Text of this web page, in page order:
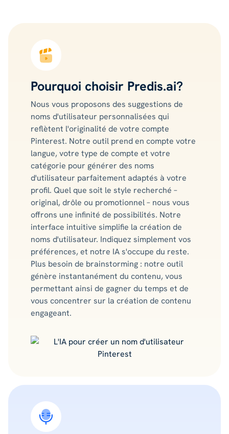
Pourquoi choisir Predis.ai?
Nous vous proposons des suggestions de
noms d'utilisateur personnalisées qui
reflètent l'originalité de votre compte
Pinterest. Notre outil prend en compte votre
langue, votre type de compte et votre
catégorie pour générer des noms
d'utilisateur parfaitement adaptés à votre
profil. Quel que soit le style recherché –
original, drôle ou promotionnel – nous vous
offrons une infinité de possibilités. Notre
interface intuitive simplifie la création de
noms d'utilisateur. Indiquez simplement vos
préférences, et notre IA s'occupe du reste.
Plus besoin de brainstorming : notre outil
génère instantanément du contenu, vous
permettant ainsi de gagner du temps et de
vous concentrer sur la création de contenu
engageant.